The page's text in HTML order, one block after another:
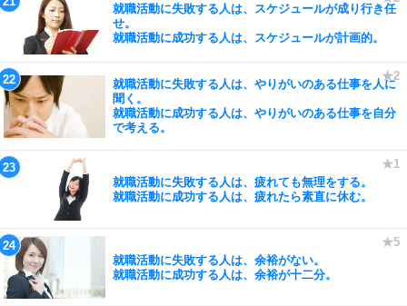
就職活動に失敗する人は、スケジュールが成り行き任
せ。
就職活動に成功する人は、スケジュールが計画的。
就職活動に失敗する人は、やりがいのある仕事を人に
聞く。
就職活動に成功する人は、やりがいのある仕事を自分
で考える。
就職活動に失敗する人は、疲れても無理をする。
就職活動に成功する人は、疲れたら素直に休む。
就職活動に失敗する人は、余裕がない。
就職活動に成功する人は、余裕が十二分。